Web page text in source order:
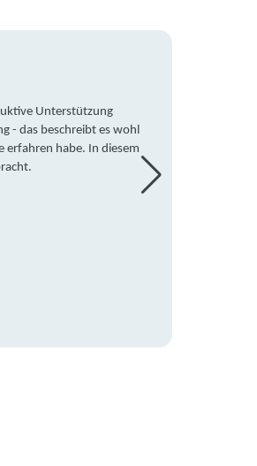
Unterstützung
- das beschreibt es wohl
erfahren habe. In diesem